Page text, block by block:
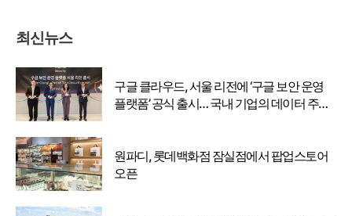
최신뉴스
구글 클라우드, 서울 리전에 ‘구글 보안 운영
플랫폼’ 공식 출시… 국내 기업의 데이터 주권
원파디, 롯데백화점 잠실점에서 팝업스토어
오픈